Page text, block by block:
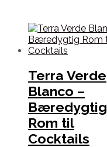
Terra Verde
Blanco –
Bæredygtig
Rom til
Cocktails